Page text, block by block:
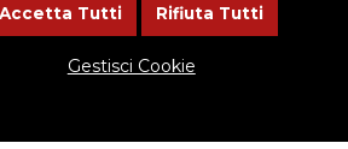
Accetta Tutti Rifiuta Tutti
Gestisci Cookie
indirizzo email, ti